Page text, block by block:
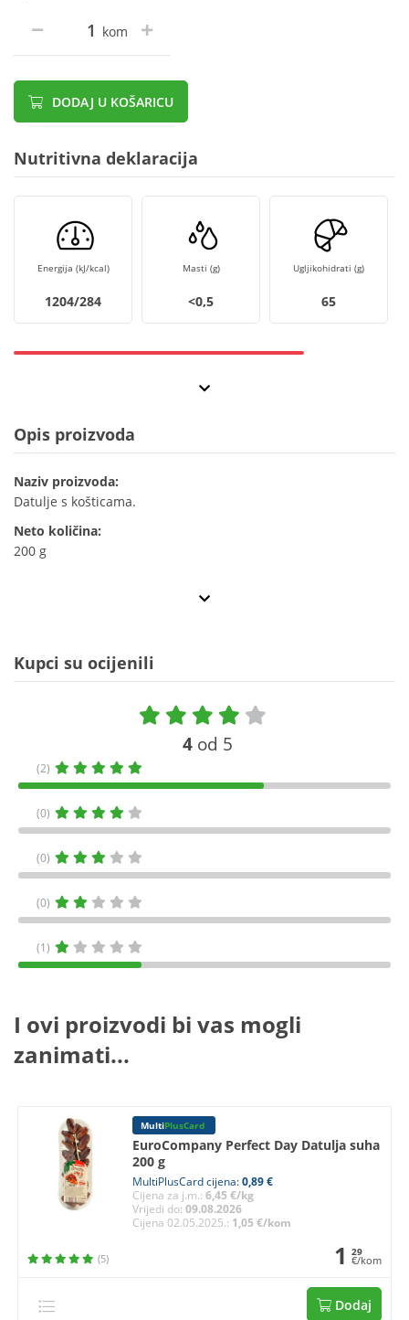
kom
DODAJ U KOŠARICU
Nutritivna deklaracija
Energija (kJ/kcal)
1204/284
Masti (g)
<0,5
Ugljikohidrati (g)
65
Opis proizvoda
Naziv proizvoda:
Datulje s košticama.
Neto količina:
200 g
Kupci su ocijenili
4 od 5
(2)
(0)
(0)
(0)
(1)
I ovi proizvodi bi vas mogli
zanimati...
MultiPlusCard
EuroCompany Perfect Day Datulja suha
200 g
MultiPlusCard cijena:0,89 €
Cijena za j.m.:6,45 €/kg
Vrijedi do:09.08.2026
Cijena 02.05.2025.: 1,05 €/kom
(5) 1 29
€/kom
Dodaj